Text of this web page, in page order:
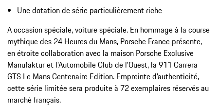
Une dotation de série particulièrement riche
A occasion spéciale, voiture spéciale. En hommage à la course
mythique des 24 Heures du Mans, Porsche France présente,
en étroite collaboration avec la maison Porsche Exclusive
Manufaktur et l'Automobile Club de l'Ouest, la 911 Carrera
GTS Le Mans Centenaire Edition. Empreinte d’authenticité,
cette série limitée sera produite à 72 exemplaires réservés au
marché français.